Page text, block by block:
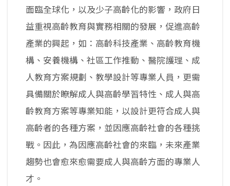
面臨全球化，以及少子高齡化的影響，政府日
益重視高齡教育與實務相關的發展，促進高齡
產業的興起，如：高齡科技產業、高齡教育機
構、安養機構、社區工作推動、醫院護理、成
人教育方案規劃、教學設計等專業人員，更需
具備關於瞭解成人與高齡學習特性、成人與高
齡教育方案等專業知能，以設計更符合成人與
高齡者的各種方案，並因應高齡社會的各種挑
戰。因此，為因應高齡社會的來臨，未來產業
趨勢也會愈來愈需要成人與高齡方面的專業人
才。